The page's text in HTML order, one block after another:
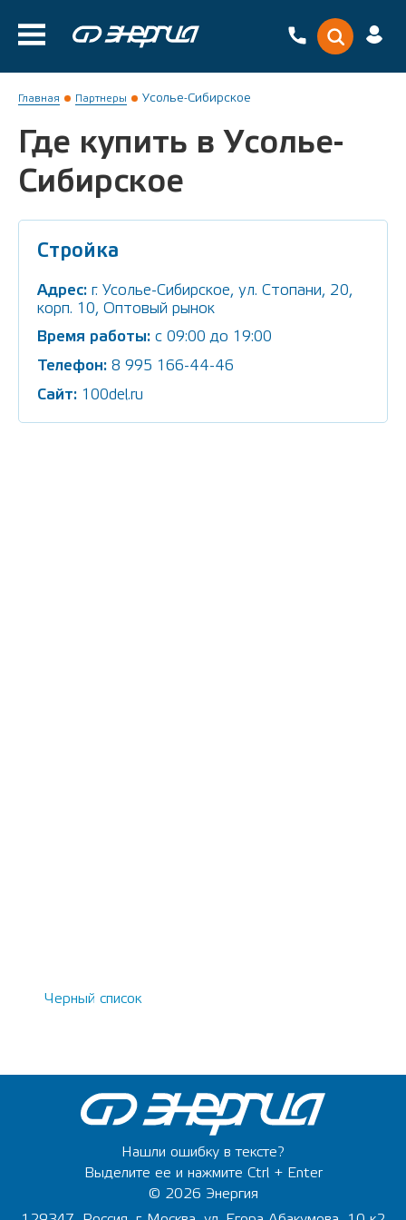
Главная Партнеры Усолье-Сибирское
Где купить в Усолье-
Сибирское
Стройка
Адрес: г. Усолье-Сибирское, ул. Стопани, 20,
корп. 10, Оптовый рынок
Время работы: с 09:00 до 19:00
Телефон: 8 995 166-44-46
Сайт: 100del.ru
Черный список
Нашли ошибку в тексте?
Выделите ее и нажмите Ctrl + Enter
© 2026 Энергия